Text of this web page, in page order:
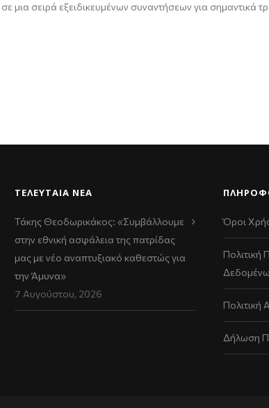
σε μια σειρά εξειδικευμένων συναντήσεων για
ΤΕΛΕΥΤΑΊΑ ΝΈΑ
Τάκης Θεοδωρικάκος: «Συμβάλλουμε
στην εθνική ασφάλεια της πατρίδας
μας με νέο αναπτυξιακό καθεστώς για
την Άμυνα»
7 Αυγούστου, 2026
Όροι
Δήλωση